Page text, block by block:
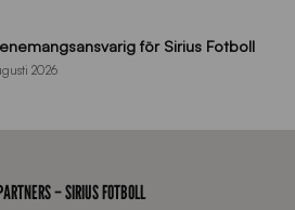
för Sirius Fotboll
2026
– SIRIUS FOTBOLL